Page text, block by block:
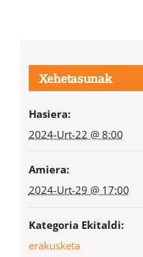
Xehetasunak
Hasiera:
2024-Urt-22 @ 8:00
Amiera:
2024-Urt-29 @ 17:00
Kategoria Ekitaldi:
erakusketa